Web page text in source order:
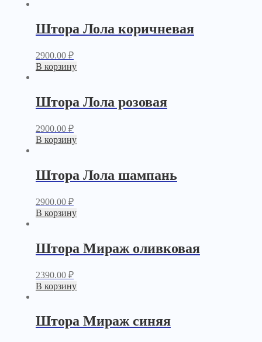
Штора Лола коричневая
2900.00 ₽
В корзину
Штора Лола розовая
2900.00 ₽
В корзину
Штора Лола шампань
2900.00 ₽
В корзину
Штора Мираж оливковая
2390.00 ₽
В корзину
Штора Мираж синяя